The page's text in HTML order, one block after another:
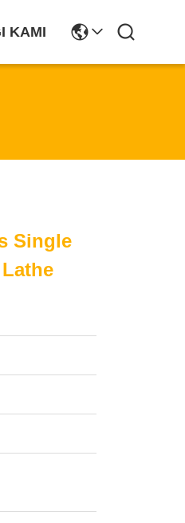
KAMI
Single